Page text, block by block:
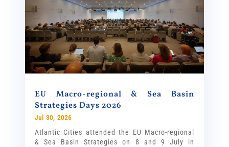
EU Macro-regional & Sea Basin
Strategies Days 2026
Jul 30, 2026
Atlantic Cities attended the EU Macro-regional
& Sea Basin Strategies on 8 and 9 July in